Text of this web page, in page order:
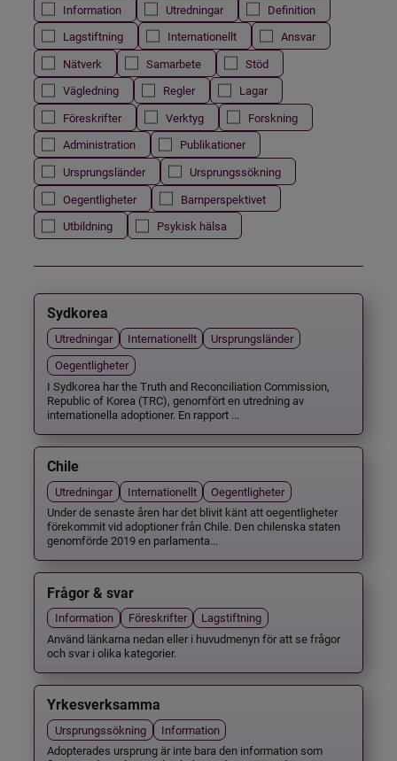
Information Utredningar
Definition
Lagstiftning
Internationellt
Ansvar
Nätverk
Samarbete
Stöd
Vägledning
Regler
Lagar
Föreskrifter
Verktyg
Forskning
Administration
Publikationer
Ursprungsländer
Ursprungssökning
Oegentligheter
Barnperspektivet
Utbildning
Psykisk hälsa
Sydkorea
Utredningar Internationellt
Ursprungsländer
Oegentligheter
I Sydkorea har the Truth and Reconciliation Commission,
Republic of Korea (TRC), genomfört en utredning av
internationella adoptioner. En rapport ...
Chile
Utredningar Internationellt
Oegentligheter
Under de senaste åren har det blivit känt att oegentligheter
förekommit vid adoptioner från Chile. Den chilenska staten
genomförde 2019 en parlamenta...
Frågor & svar
Information Föreskrifter
Lagstiftning
Använd länkarna nedan eller i huvudmenyn för att se frågor
och svar i olika kategorier.
Yrkesverksamma
Ursprungssökning
Information
Adopterades ursprung är inte bara den information som